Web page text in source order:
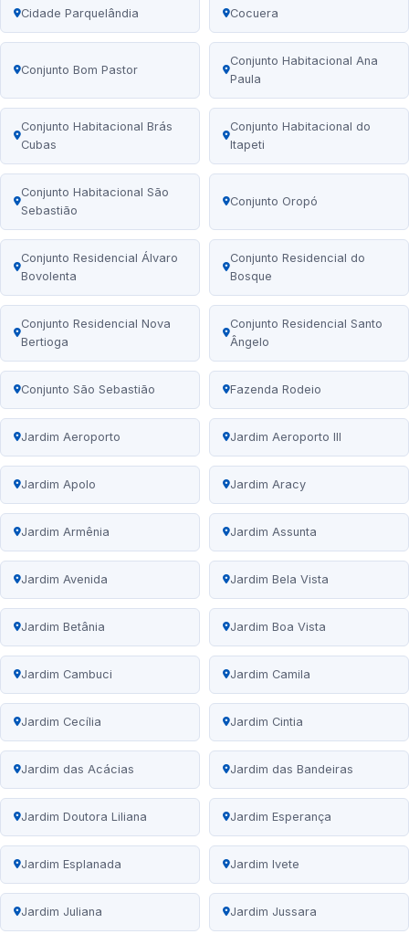
Cidade Parquelândia Cocuera
Conjunto Bom Pastor
Conjunto Habitacional Ana
Paula
Conjunto Habitacional Brás
Cubas
Conjunto Habitacional do
Itapeti
Conjunto Habitacional São
Sebastião
Conjunto Oropó
Conjunto Residencial Álvaro
Bovolenta
Conjunto Residencial do
Bosque
Conjunto Residencial Nova
Bertioga
Conjunto Residencial Santo
Ângelo
Conjunto São Sebastião Fazenda Rodeio
Jardim Aeroporto Jardim Aeroporto III
Jardim Apolo Jardim Aracy
Jardim Armênia Jardim Assunta
Jardim Avenida Jardim Bela Vista
Jardim Betânia Jardim Boa Vista
Jardim Cambuci Jardim Camila
Jardim Cecília Jardim Cintia
Jardim das Acácias Jardim das Bandeiras
Jardim Doutora Liliana Jardim Esperança
Jardim Esplanada Jardim Ivete
Jardim Juliana Jardim Jussara